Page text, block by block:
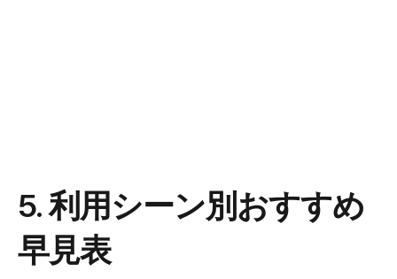
5. 利用シーン別おすすめ
早見表